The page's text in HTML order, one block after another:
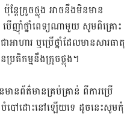
ន្តែ​ក្រូចថ្លុង​ អាច​នឹង​មិន​មាន​
ើ​ញ៉ាំ​ថ្នាំ​ពេទ្យ​ណា​មួយ សូម​ពិគ្រោះ​
ហារ​ ឬ​ប្រើ​​ថ្នាំ​ដែល​មាន​សារធាតុ​
ន​ប្រតិកម្ម​នឹង​ក្រូច​ថ្លុង។
ាន​ព័ត៌មាន​គ្រប់គ្រាន់ ​ពី​ការ​ប្រើ​
បៅ​ដោះ​នៅ​ឡើយ​ទេ ដូច​នេះ​សូម​កុំ​